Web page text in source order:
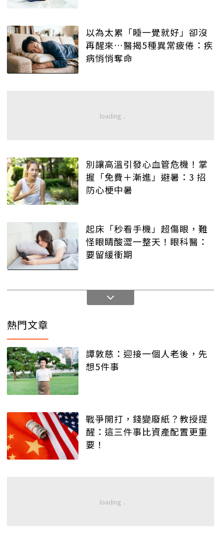
以為太累「睡一覺就好」卻沒
再醒來…醫揭5種異常疲倦：疾
病悄悄奪命
別讓高溫引發心血管危機！掌
握「免費＋漸進」避暑：3 招
防心梗中暑
起床「秒看手機」超傷眼，難
怪眼睛酸澀一整天！眼科醫：
要留緩衝期
熱門文章
譚敦慈：迎接一個人老後，先
想5件事
戰爭開打，錢變廢紙？教授提
醒：這三件事比資產配置更重
要！